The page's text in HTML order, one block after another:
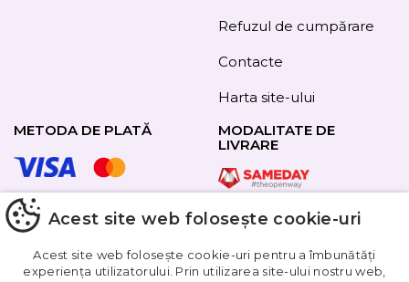
Refuzul de cumpărare
Contacte
Harta site-ului
METODA DE PLATĂ
URMAȚI-NE
MODALITATE DE
LIVRARE
Acest site web folosește cookie-uri
Acest site web folosește cookie-uri pentru a îmbunătăți
experiența utilizatorului. Prin utilizarea site-ului nostru web,